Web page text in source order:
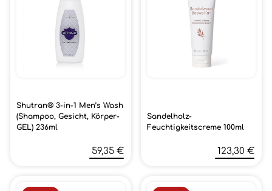
Shutran® 3-in-1 Men’s Wash
(Shampoo, Gesicht, Körper-
GEL) 236ml
59,35 €
Sandelholz-
Feuchtigkeitscreme 100ml
123,30 €